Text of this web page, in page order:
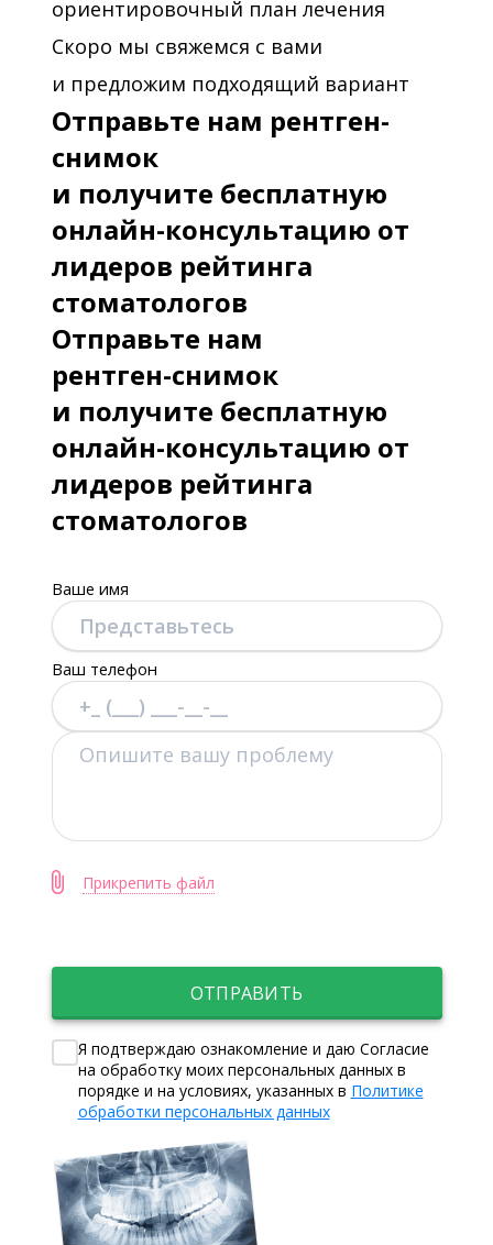
ориентировочный план лечения
Скоро мы свяжемся с вами
и предложим подходящий вариант
Отправьте нам рентген-
снимок
и получите бесплатную
онлайн-консультацию от
лидеров рейтинга
стоматологов
Отправьте нам
рентген-снимок
и получите бесплатную
онлайн-консультацию от
лидеров рейтинга
стоматологов
Ваше имя
Ваш телефон
Прикрепить файл
ОТПРАВИТЬ
Я подтверждаю ознакомление и даю Согласие
на обработку моих персональных данных в
порядке и на условиях, указанных в Политике
обработки персональных данных